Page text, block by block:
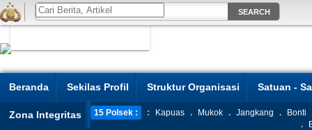
Beranda Sekilas Profil Struktur Organisasi Satuan -
Zona Integritas 15 Polsek : : Kapuas . Mukok . Jangkang .
Bonti
.